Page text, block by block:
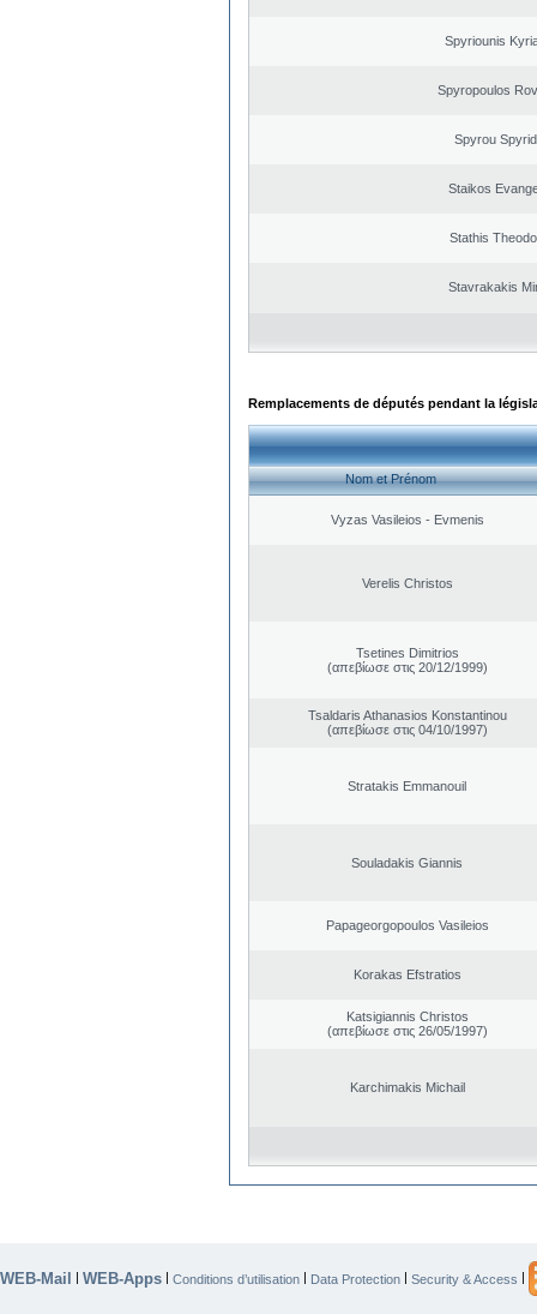
Spyriounis
Spyropoulos
Spyrou
Staikos
Stathis
Stavrakakis
Remplacements de députés pendant la
Nom et Prénom
Vyzas Vasileios - Evmenis
Verelis Christos
Tsetines Dimitrios
(απεβίωσε στις 20/12/1999)
Tsaldaris Athanasios Konstantinou
(απεβίωσε στις 04/10/1997)
Stratakis Emmanouil
Souladakis Giannis
Papageorgopoulos Vasileios
Korakas Efstratios
Katsigiannis Christos
(απεβίωσε στις 26/05/1997)
Karchimakis Michail
WEB-Mail | WEB-Apps | Conditions d’utilisation | Data Protection | Security & Access |